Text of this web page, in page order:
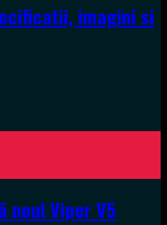
imagini si
noul Viper V5